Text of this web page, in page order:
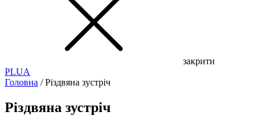
закрити
PLUA
Головна / Різдвяна зустріч
Різдвяна зустріч